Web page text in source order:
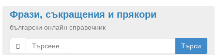
Фрази, съкращения и прякори
български онлайн справочник
Търси